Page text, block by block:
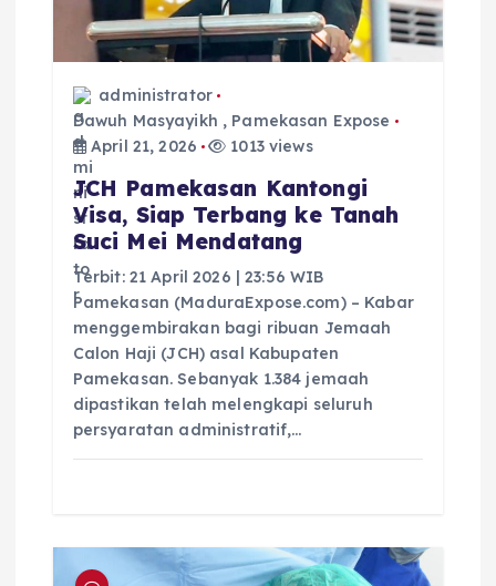
administrator
Dawuh Masyayikh , Pamekasan Expose
April 21, 2026
1013 views
JCH Pamekasan Kantongi
Visa, Siap Terbang ke Tanah
Suci Mei Mendatang
Terbit: 21 April 2026 | 23:56 WIB
Pamekasan (MaduraExpose.com) – Kabar
menggembirakan bagi ribuan Jemaah
Calon Haji (JCH) asal Kabupaten
Pamekasan. Sebanyak 1.384 jemaah
dipastikan telah melengkapi seluruh
persyaratan administratif,…